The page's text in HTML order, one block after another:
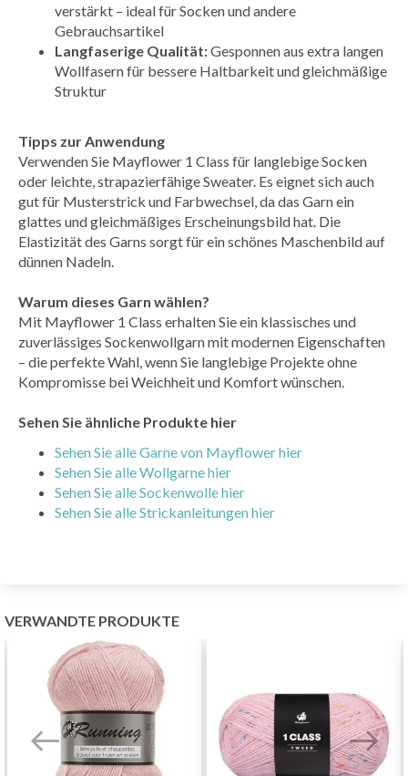
verstärkt – ideal für Socken und andere
Gebrauchsartikel
Langfaserige Qualität:Gesponnen aus extra langen
Wollfasern für bessere Haltbarkeit und gleichmäßige
Struktur
Tipps zur Anwendung
Verwenden Sie Mayflower 1 Class für langlebige Socken
oder leichte, strapazierfähige Sweater. Es eignet sich auch
gut für Musterstrick und Farbwechsel, da das Garn ein
glattes und gleichmäßiges Erscheinungsbild hat. Die
Elastizität des Garns sorgt für ein schönes Maschenbild auf
dünnen Nadeln.
Warum dieses Garn wählen?
Mit Mayflower 1 Class erhalten Sie ein klassisches und
zuverlässiges Sockenwollgarn mit modernen Eigenschaften
– die perfekte Wahl, wenn Sie langlebige Projekte ohne
Kompromisse bei Weichheit und Komfort wünschen.
Sehen Sie ähnliche Produkte hier
Sehen Sie alle Garne von Mayflower hier
Sehen Sie alle Wollgarne hier
Sehen Sie alle Sockenwolle hier
Sehen Sie alle Strickanleitungen hier
VERWANDTE PRODUKTE